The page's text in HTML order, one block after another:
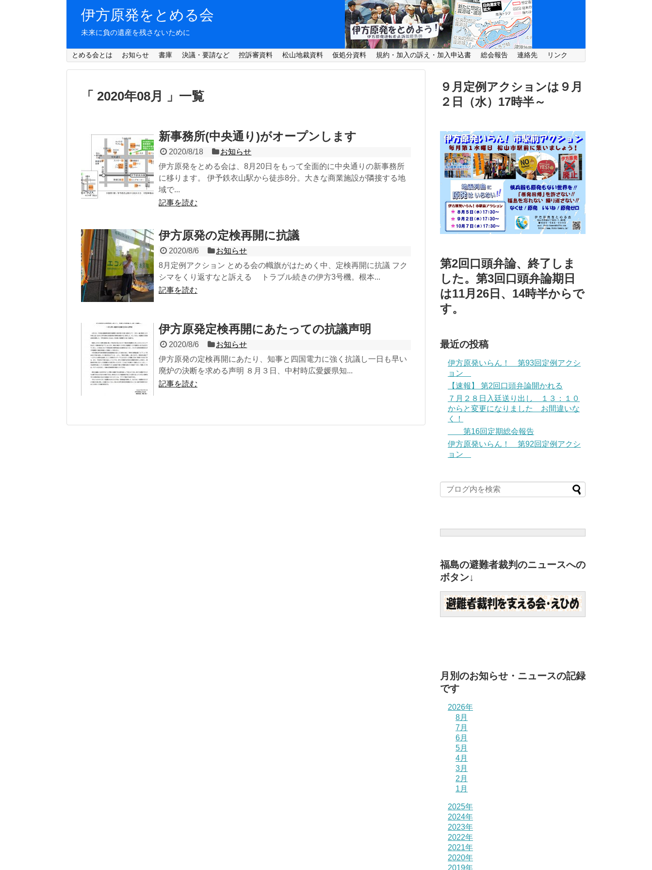
伊方原発をとめる会
未来に負の遺産を残さないために
とめる会とは お知らせ 書庫 決議・要請など 控訴審資料 松山地裁資料 仮処分資料 規約・加入の訴え・加入申込書 総会報告 連絡先 リンク
「 2020年08月 」一覧
新事務所(中央通り)がオープンします
2020/8/18
お知らせ
伊方原発をとめる会は、8月20日をもって全面的に中央通りの新事務所
に移ります。 伊予鉄衣山駅から徒歩8分。大きな商業施設が隣接する地
域で...
記事を読む
伊方原発の定検再開に抗議
2020/8/6
お知らせ
8月定例アクション とめる会の幟旗がはためく中、定検再開に抗議 フク
シマをくり返すなと訴える トラブル続きの伊方3号機。根本...
記事を読む
伊方原発定検再開にあたっての抗議声明
2020/8/6
お知らせ
伊方原発の定検再開にあたり、知事と四国電力に強く抗議し一日も早い
廃炉の決断を求める声明 ８月３日、中村時広愛媛県知...
記事を読む
９月定例アクションは９月
２日（水） 17時半～
第2回口頭弁論、終了しま
した。第3回口頭弁論期日
は11月26日、14時半からで
す。
最近の投稿
伊方原発いらん！ 第93回定例アクシ
ョン
【速報】 第2回口頭弁論開かれる
７月２８日入廷送り出し １３：１０
からと変更になりました お間違いな
く！
第16回定期総会報告
伊方原発いらん！ 第92回定例アクシ
ョン
福島の避難者裁判のニュースへの
ボタン↓
月別のお知らせ・ニュースの記録
です
2026年
8月
7月
6月
5月
4月
3月
2月
1月
2025年
2024年
2023年
2022年
2021年
2020年
2019年